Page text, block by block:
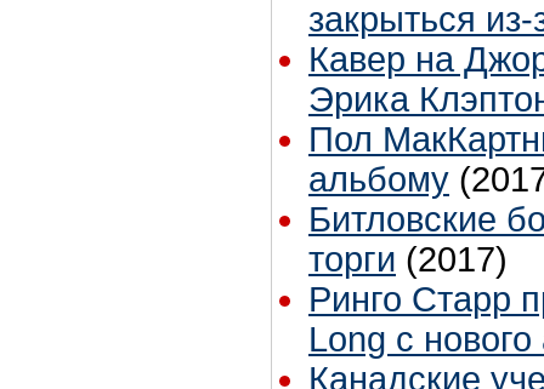
закрыться
Кавер на
Эрика
Пол
альбому
Битловские
торги (2017)
Ринго Старр
Long с
Канадские